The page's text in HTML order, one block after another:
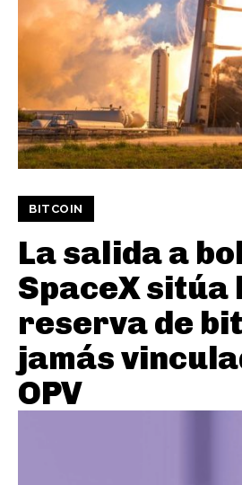
BITCOIN
La salida a
SpaceX sitúa
reserva de
jamás
OPV